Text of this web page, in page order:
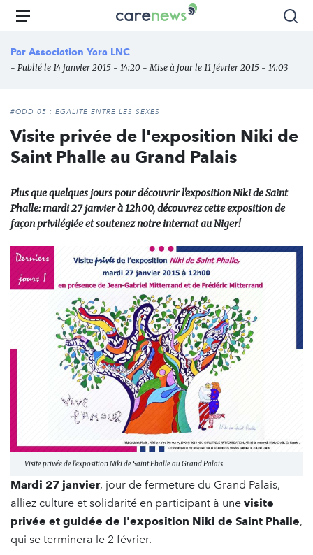
Aller
principal
Carenews,
média
des
l'engagement
Menu
Par Association Yara LNC
- Publié le 14 janvier 2015 - 14:20 - Mise à jour le 11 février 2015 - 14:03
#ODD 05 : ÉGALITÉ ENTRE LES SEXES
Visite privée de l'exposition Niki de
Saint Phalle au Grand Palais
Plus que quelques jours pour découvrir l'exposition Niki de Saint
Phalle: mardi 27 janvier à 12h00, découvrez cette exposition de
façon privilégiée et soutenez notre internat au Niger!
Visite privée de l'exposition Niki de Saint Phalle au Grand Palais
Mardi 27 janvier, jour de fermeture du Grand Palais,
alliez culture et solidarité en participant à une visite
privée et guidée de l'exposition Niki de Saint Phalle,
qui se terminera le 2 février.